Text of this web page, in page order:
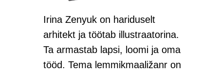
Irina Zenyuk on hariduselt
arhitekt ja töötab illustraatorina.
Ta armastab lapsi, loomi ja oma
tööd. Tema lemmikmaaližanr on